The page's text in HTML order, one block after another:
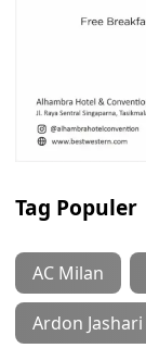
Tag Populer
AC Milan
Ardon Jashari